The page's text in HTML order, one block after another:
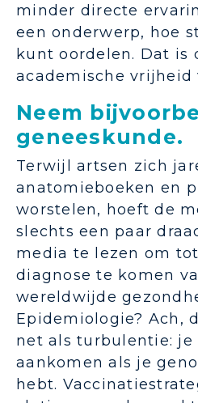
minder directe
een onderwerp, hoe
kunt oordelen. Dat is
academische vrijheid
Neem
geneeskunde.
Terwijl artsen zich
anatomieboeken en
worstelen, hoeft de
slechts een paar
media te lezen om
diagnose te komen
wereldwijde
Epidemiologie? Ach,
net als turbulentie: je
aankomen als je
hebt.